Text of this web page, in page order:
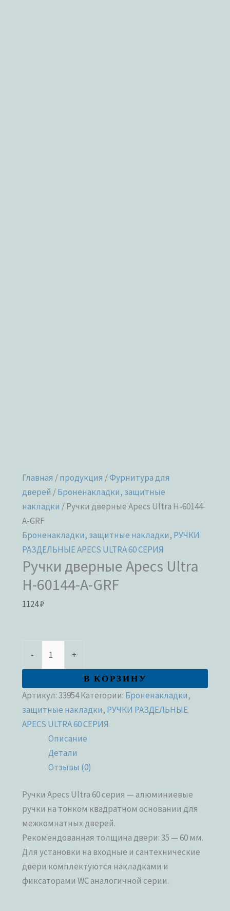
Главная /продукция /Фурнитура для
дверей /Броненакладки, защитные
накладки / Ручки дверные Apecs Ultra H-60144-
A-GRF
Броненакладки, защитные накладки, РУЧКИ
РАЗДЕЛЬНЫЕ APECS ULTRA 60 СЕРИЯ
Ручки дверные Apecs Ultra
H-60144-A-GRF
1124₽
- +
В КОРЗИНУ
Артикул:33954Категории: Броненакладки,
защитные накладки, РУЧКИ РАЗДЕЛЬНЫЕ
APECS ULTRA 60 СЕРИЯ
Описание
Детали
Отзывы (0)
Ручки Apecs Ultra 60 серия — алюминиевые
ручки на тонком квадратном основании для
межкомнатных дверей.
Рекомендованная толщина двери: 35 — 60 мм.
Для установки на входные и сантехнические
двери комплектуются накладками и
фиксаторами WC аналогичной серии.